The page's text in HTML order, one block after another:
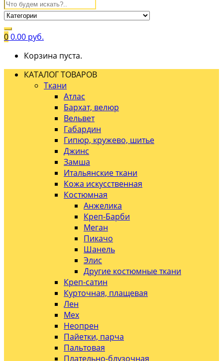
00.00 руб.
Корзина пуста.
КАТАЛОГ ТОВАРОВ
Ткани
Атлас
Бархат, велюр
Вельвет
Габардин
Гипюр, кружево, шитье
Джинс
Замша
Итальянские ткани
Кожа искусственная
Костюмная
Анжелика
Креп-Барби
Меган
Пикачо
Шанель
Элис
Другие костюмные ткани
Креп-сатин
Курточная, плащевая
Лен
Мех
Неопрен
Пайетки, парча
Пальтовая
Плательно-блузочная